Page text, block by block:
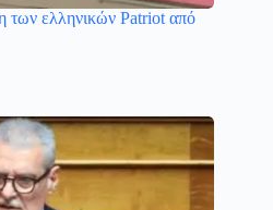
ελληνικών Patriot από